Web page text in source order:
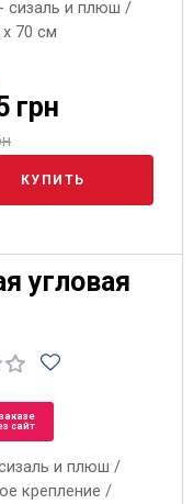
сизаль и плюш /
70 см
грн
КУПИТЬ
угловая
сайт
и плюш /
крепление /